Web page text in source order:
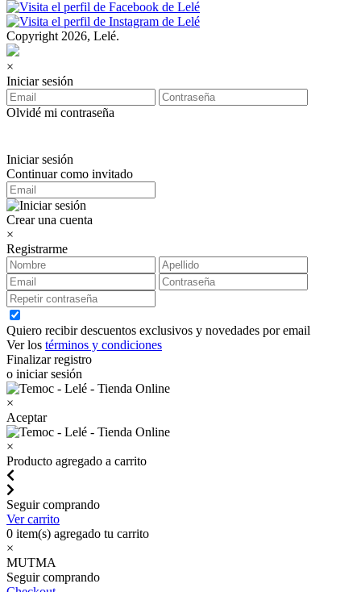
Copyright 2026, Lelé.
×
Iniciar sesión
Olvidé mi contraseña
Iniciar sesión
Continuar como invitado
Crear una cuenta
×
Registrarme
Quiero recibir descuentos exclusivos y novedades por email
Ver los términos y condiciones
Finalizar registro
o iniciar sesión
×
Aceptar
×
Producto agregado a carrito
Seguir comprando
Ver carrito
0 item(s) agregado tu carrito
×
MUTMA
Seguir comprando